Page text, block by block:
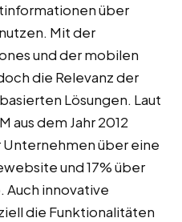
über
Mit der
und der mobilen
die Relevanz der
Lösungen. Laut
aus dem Jahr 2012
über eine
und 17% über
Auch innovative
die Funktionalitäten